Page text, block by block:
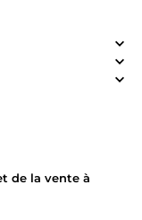
de la vente à